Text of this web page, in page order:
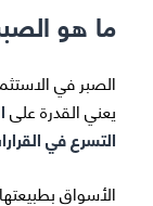
ما هو
الصبر في
يعني القدرة على
التسرع في
الأسواق